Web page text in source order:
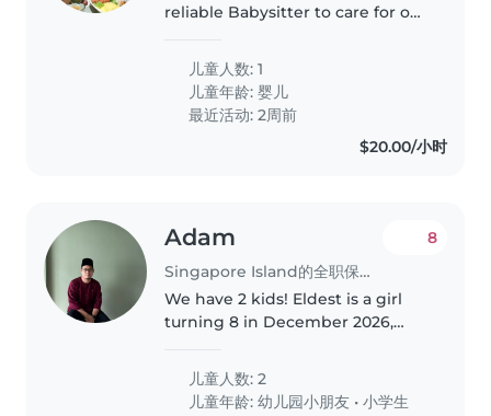
reliable Babysitter to care for our
someone who is comfortable
around pets and maybe help out
with some light chores. Our
little..
儿童人数: 1
儿童年龄:婴儿
最近活动: 2周前
$20.00/小时
Adam
Singapore Island的全职保姆工作
8
We have 2 kids! Eldest is a girl
turning 8 in December 2026,
Youngest is a boy, turning 6 in
December 2026, he's in K2 now.
儿童人数: 2
儿童年龄:幼儿园小朋友 •小学生